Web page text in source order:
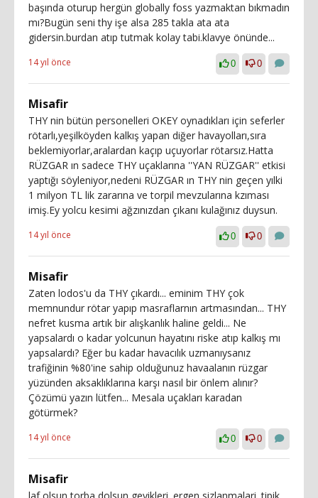
başında oturup hergün globally foss yazmaktan bıkmadın
mı?Bugün seni thy işe alsa 285 takla ata ata
gidersin.burdan atıp tutmak kolay tabi.klavye önünde...
14 yıl önce 0 0
Misafir
THY nin bütün personelleri OKEY oynadıkları için seferler
rötarlı,yeşilköyden kalkış yapan diğer havayolları,sıra
beklemiyorlar,aralardan kaçıp uçuyorlar rötarsız.Hatta
RÜZGAR ın sadece THY uçaklarına ''YAN RÜZGAR'' etkisi
yaptığı söyleniyor,nedeni RÜZGAR ın THY nin geçen yılki
1 milyon TL lik zararına ve torpil mevzularına kzıması
imiş.Ey yolcu kesimi ağzınızdan çıkanı kulağınız duysun.
14 yıl önce 0 0
Misafir
Zaten lodos'u da THY çıkardı... eminim THY çok
memnundur rötar yapıp masraflarnın artmasından... THY
nefret kusma artık bir alışkanlık haline geldi... Ne
yapsalardı o kadar yolcunun hayatını riske atıp kalkış mı
yapsalardı? Eğer bu kadar havacılık uzmanıysanız
trafiğinin %80'ine sahip olduğunuz havaalanın rüzgar
yüzünden aksaklıklarına karşı nasıl bir önlem alınır?
Çözümü yazın lütfen... Mesala uçakları karadan
götürmek?
14 yıl önce 0 0
Misafir